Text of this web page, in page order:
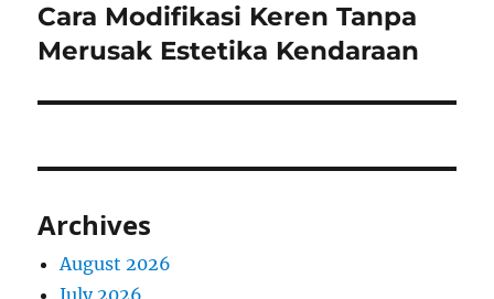
Next
post:
Cara Modifikasi Keren Tanpa
Merusak Estetika Kendaraan
Archives
August 2026